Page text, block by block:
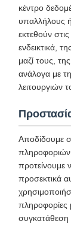
κέντρο
υπαλλήλους
εκτεθούν
ενδεικτικά,
μαζί τους,
ανάλογα με
λειτουργιών
Αποδίδουμε
πληροφοριών
προτείνουμε
προσεκτικά
πληροφορίες
συγκατάθεση